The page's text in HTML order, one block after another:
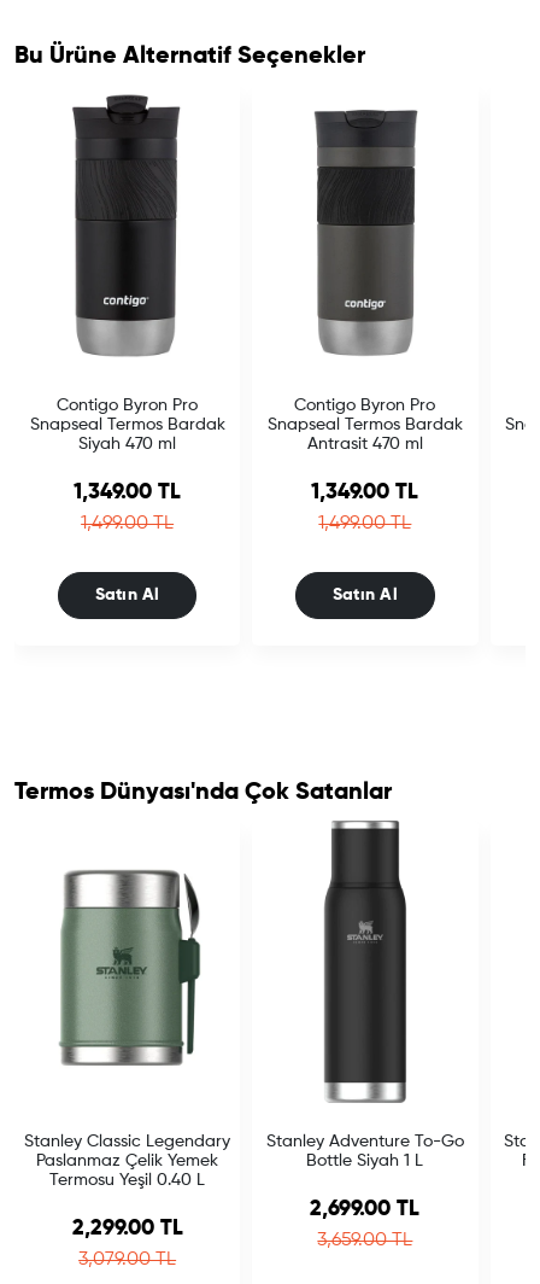
Bu Ürüne Alternatif Seçenekler
Contigo Byron Pro
Snapseal Termos Bardak
Siyah 470 ml
Sale price
1,349.00 TL
Regular price
1,499.00 TL
Satın Al
Contigo Byron Pro
Snapseal Termos Bardak
Antrasit 470 ml
Sale price
1,349.00 TL
Regular price
1,499.00 TL
Satın Al
Termos Dünyası'nda Çok Satanlar
Stanley Classic Legendary
Paslanmaz Çelik Yemek
Termosu Yeşil 0.40 L
Sale price
2,299.00 TL
Regular price
3,079.00 TL
Stanley Adventure To-Go
Bottle Siyah 1 L
Sale price
2,699.00 TL
Regular price
3,659.00 TL